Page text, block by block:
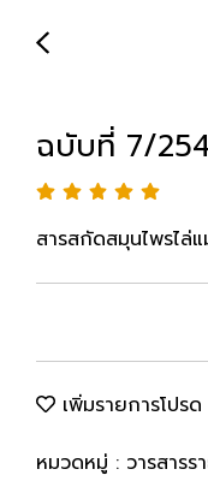
ฉบับที่ 7/
สารสกัดสมุนไพรไล่
เพิ่มรายการโปรด
หมวดหมู่ : วารสารร